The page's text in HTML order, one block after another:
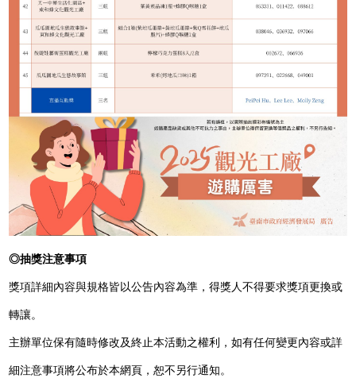
◎抽獎注意事項
獎項詳細內容與規格皆以公告內容為準，得獎人不得要求獎項更換或
轉讓。
主辦單位保有隨時修改及終止本活動之權利，如有任何變更內容或詳
細注意事項將公布於本網頁，恕不另行通知。